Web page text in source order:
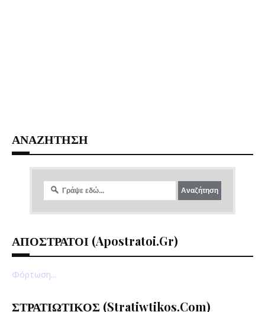
ΑΝΑΖΗΤΗΣΗ
ΑΠΟΣΤΡΑΤΟΙ (apostratoi.gr)
Φόρτωση...
ΣΤΡΑΤΙΩΤΙΚΟΣ (stratiwtikos.com)